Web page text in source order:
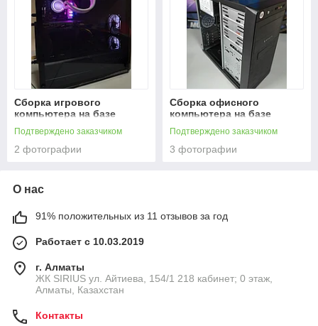
Сборка игрового
компьютера на базе
9400F
Подтверждено заказчиком
2 фотографии
Сборка офисного
компьютера на базе
G5400
Подтверждено заказчиком
3 фотографии
О нас
91% положительных из 11 отзывов за год
Работает с 10.03.2019
г. Алматы
​ЖК SIRIUS​ ул. Айтиева, 154/1​ 218 кабинет; 0 этаж,
Алматы, Казахстан
Контакты